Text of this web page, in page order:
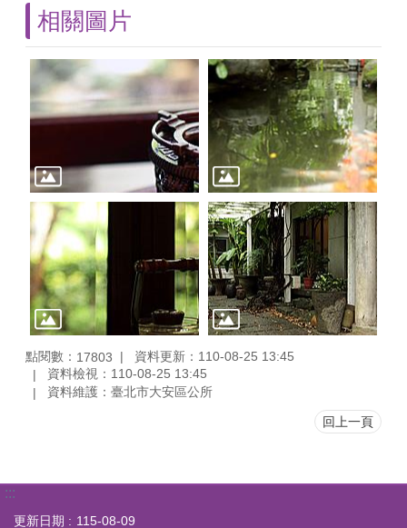
相關圖片
點閱數： 17803
資料更新：110-08-25 13:45
資料檢視：110-08-25 13:45
資料維護：臺北市大安區公所
回上一頁
:::
更新日期 115-08-09